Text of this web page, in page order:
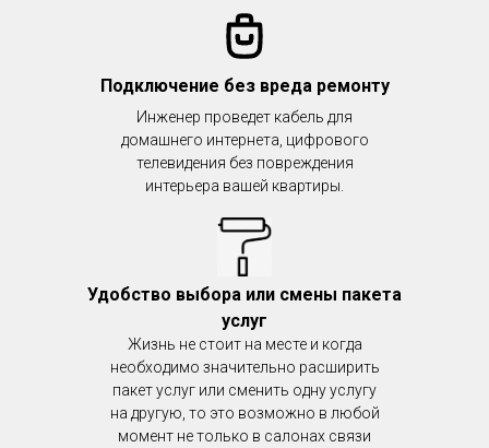
Удобство выбора или смены пакета
услуг
Подключение без вреда ремонту
Инженер проведет кабель для
домашнего интернета, цифрового
телевидения без повреждения
интерьера вашей квартиры.
Жизнь не стоит на месте и когда
необходимо значительно расширить
пакет услуг или сменить одну услугу
на другую, то это возможно в любой
момент не только в салонах связи